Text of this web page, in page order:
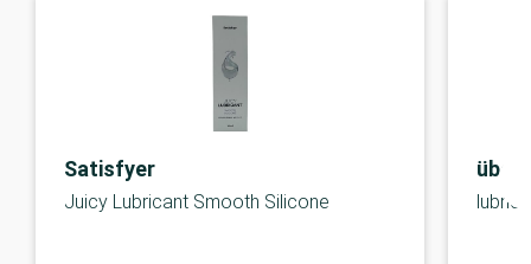
Satisfyer
Juicy Lubricant Smooth Silicone